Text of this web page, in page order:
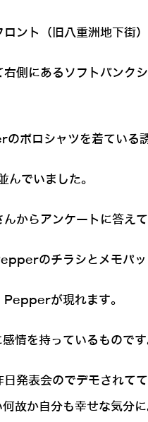
ント（旧八重洲地下街
側にあるソフトバンク
ポロシャツを着ている
でいました。
からアンケートに答え
のチラシとメモパッ
Pepperが現れます。
情を持っているもので
発表会のでデモされて
故か自分も幸せな気分に